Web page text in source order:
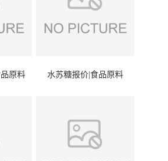
原料 水苏糖报价|食品原料